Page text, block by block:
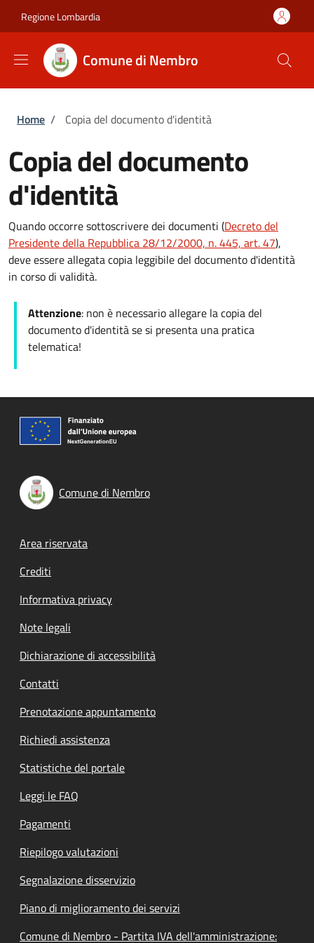
Regione Lombardia
Comune di Nembro
Briciole di pane
Home / Copia del documento d'identità
Copia del documento
d'identità
Quando occorre sottoscrivere dei documenti (Decreto del
Presidente della Repubblica 28/12/2000, n. 445, art. 47),
deve essere allegata copia leggibile del documento d'identità
in corso di validità.
Attenzione: non è necessario allegare la copia del
documento d'identità se si presenta una pratica
telematica!
Comune di Nembro
Footer menu
Area riservata
Crediti
Informativa privacy
Note legali
Dichiarazione di accessibilità
Contatti
Prenotazione appuntamento
Richiedi assistenza
Statistiche del portale
Leggi le FAQ
Pagamenti
Riepilogo valutazioni
Segnalazione disservizio
Piano di miglioramento dei servizi
Comune di Nembro - Partita IVA dell'amministrazione: